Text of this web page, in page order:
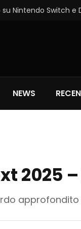
Nintendo Switch e
NEWS
2025